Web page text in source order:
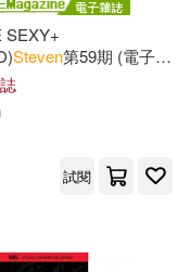
SEXY+
Steven第59期 (電子雜
試閱